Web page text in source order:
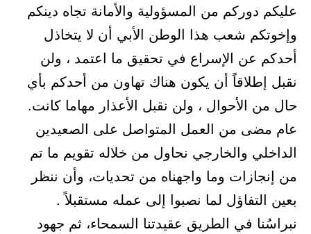
عليكم دوركم من المسؤولية والأمانة تجاه دينكم
وإخوتكم شعب هذا الوطن الأبي أن لا يتخاذل
أحدكم عن الإسراع في تحقيق ما اعتمد ، ولن
نقبل إطلاقاً أن يكون هناك تهاون من أحدكم بأي
حال من الأحوال ، ولن نقبل الأعذار مهاما كانت.
عام مضى من العمل المتواصل على الصعيدين
الداخلي والخارجي نحاول من خلاله تقويم ما تم
من إنجازات وما واجهناه من تحديات، وأن ننظر
بعين التفاؤل لما نصبوا إلى عمله مستقبلاً .
نبراسُنا في الطريق عقيدتنا السمحاء، ثم جهود